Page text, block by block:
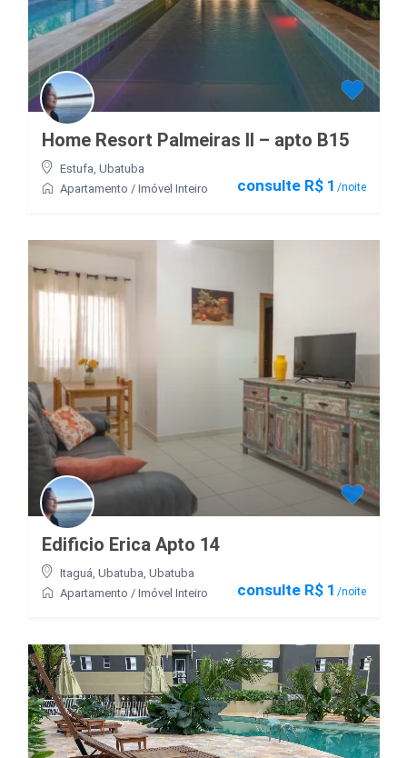
consulte R$ 1 /noite
Home Resort Palmeiras II – apto B15
Estufa, Ubatuba
Apartamento / Imóvel Inteiro
consulte R$ 1 /noite
Edificio Erica Apto 14
Itaguá, Ubatuba Ubatuba
Apartamento / Imóvel Inteiro